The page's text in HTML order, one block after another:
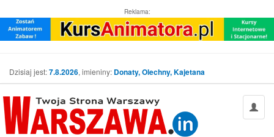
Reklama:
Dzisiaj jest:7.8.2026, imieniny: Donaty, Olechny, Kajetana